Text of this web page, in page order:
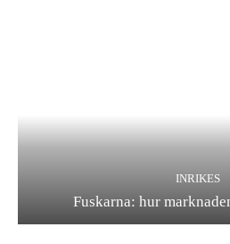
INRIKES
Fuskarna: hur